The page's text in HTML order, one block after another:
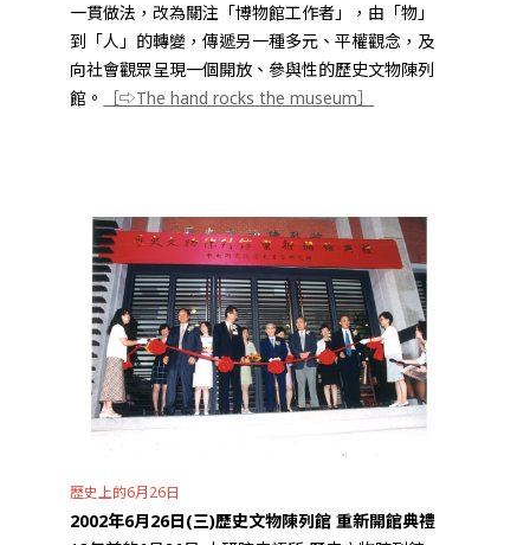
一貫做法，改為關注「博物館工作者」，由「物」
到「人」的轉變，傳遞另一種多元、平權觀念，及
向社會觀眾呈現一個開放、參與性的歷史文物陳列
館。
［⇨The hand rocks the museum］
歷史上的6月26日
2002年6月26日(三)歷史文物陳列館 重新開館典禮